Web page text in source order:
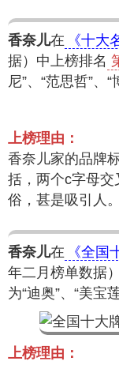
香奈儿在 《十大
据）中上榜排名
尼”、“范思哲”、“
上榜理由：
香奈儿家的品牌
括，两个c字母
俗，甚是吸引人。
香奈儿在 《全国
年二月榜单数据
为“迪奥”、“美宝
上榜理由：